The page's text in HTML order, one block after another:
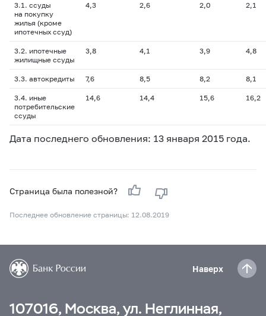
3.1. ссуды
на покупку
жилья (кроме
ипотечных ссуд)
4,3 2,6 2,0 2,1
3.2. ипотечные
жилищные ссуды
3,8 4,1 3,9 4,8
3.3. автокредиты 7,6 8,5 8,2 8,1
3.4. иные
потребительские
ссуды
14,6 14,4 15,6 16,2
Дата последнего обновления: 13 января 2015 года.
Страница была полезной?
Последнее обновление страницы: 12.08.2019
Наверх
107016, Москва, ул. Неглинная,